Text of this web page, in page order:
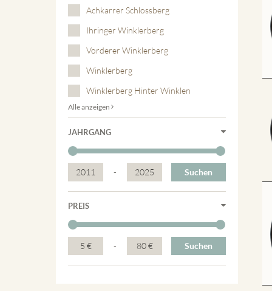
Achkarrer Schlossberg
Ihringer Winklerberg
Vorderer Winklerberg
Winklerberg
Winklerberg Hinter Winklen
Alle anzeigen
JAHRGANG
2011 - 2025 Suchen
PREIS
5 € - 80 € Suchen